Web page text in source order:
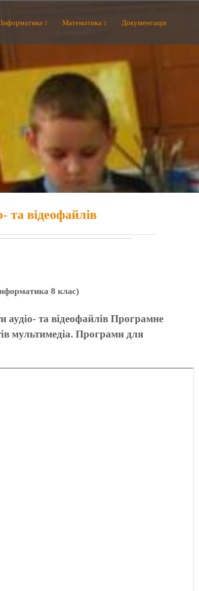
Інформатика Математика Документація
та відеофайлів
8 клас)
аудіо- та відеофайлів Програмне
мультимедіа. Програми для